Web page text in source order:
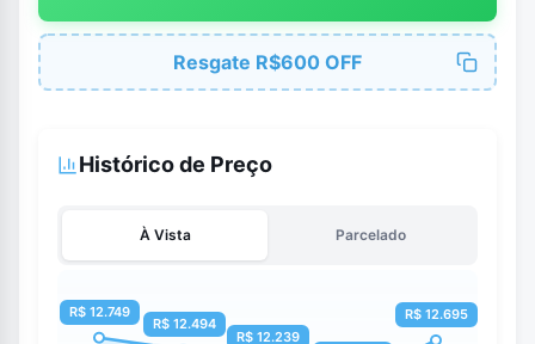
Resgate R$600 OFF
Histórico de Preço
À Vista Parcelado